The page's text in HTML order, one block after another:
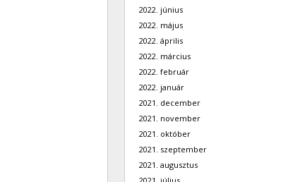
2022. június
2022. május
2022. április
2022. március
2022. február
2022. január
2021. december
2021. november
2021. október
2021. szeptember
2021. augusztus